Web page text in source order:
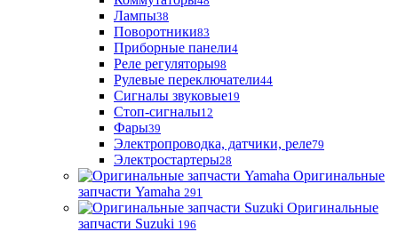
Лампы38
Поворотники83
Приборные панели4
Реле регуляторы98
Рулевые переключатели44
Сигналы звуковые19
Стоп-сигналы12
Фары39
Электропроводка, датчики, реле79
Электростартеры28
Оригинальные
запчасти Yamaha 291
Оригинальные
запчасти Suzuki 196